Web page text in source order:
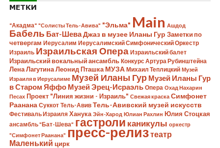
МЕТКИ
"Акадма" "Солисты Тель-Авива" "Эльма" Main Ашдод
Бабель Бат-ШеваДжаз в музее Иланы Гур Заметки по
четвергам Иерусалим Иерусалимский Симфонический Оркестр
Израиль Израильская Опера Израильский балет
Израильский вокальный ансамбль Конкурс Артура Рубинштейна
Лена Лагутина Леонид Пташка МУЗА Михаил Теплицкий Музей
Израиля в Иерусалиме Музей Иланы Гур Музей Иланы Гур
в Старом Яффо Музей Эрец-Исраэль Опера Охад Нахарин
Песах Проект "Линия жизни - Израиль" Свежая краска Симфонет
Раанана Суккот Тель-Авив Тель-Авивский музей искусств
Фестиваль Израиля Ханука Эйн-Харод Юлиан Рахлин Юлия Стоцкая
ансамбль "Бат-Шева" гастроли каникулы оркестр
"Симфонет Раанана" пресс-релизтеатр
Маленький цирк